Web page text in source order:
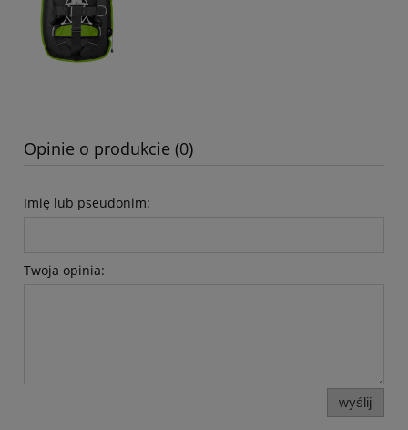
Opinie o produkcie (0)
Imię lub pseudonim:
Twoja opinia:
wyślij